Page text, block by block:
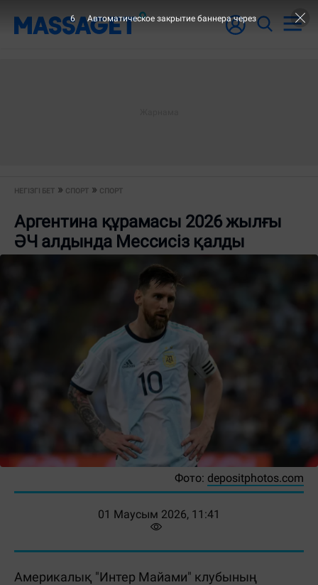
НЕГІЗГІ БЕТ СПОРТ СПОРТ
Аргентина құрамасы 2026 жылғы
ӘЧ алдында Мессисіз қалды
Фото: depositphotos.com
01 Маусым 2026, 11:41
Америкалық "Интер Майами" клубының
6 Автоматическое закрытие баннера через